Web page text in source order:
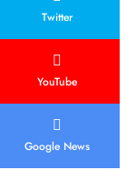
Twitter
YouTube
Google News